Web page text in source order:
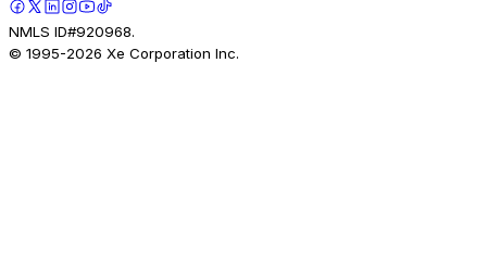
NMLS ID#920968.
© 1995-2026 Xe Corporation Inc.